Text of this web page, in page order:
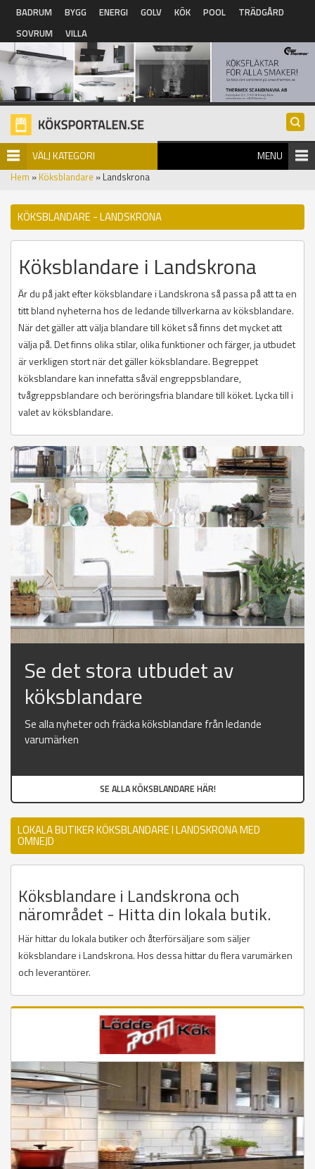
Hoppa till huvudinnehåll
BADRUM BYGG ENERGI GOLV KÖK POOL
TRÄDGÅRD
SOVRUM
VILLA
VÄLJ KATEGORI MENU
Hem » Köksblandare » Landskrona
KÖKSBLANDARE - LANDSKRONA
Köksblandare i Landskrona
Är du på jakt efter köksblandare i Landskrona så passa på att ta en
titt bland nyheterna hos de ledande tillverkarna av köksblandare.
När det gäller att välja blandare till köket så finns det mycket att
välja på. Det finns olika stilar, olika funktioner och färger, ja utbudet
är verkligen stort när det gäller köksblandare. Begreppet
köksblandare kan innefatta såväl engreppsblandare,
tvågreppsblandare och beröringsfria blandare till köket. Lycka till i
valet av köksblandare.
Se det stora utbudet av
köksblandare
Se alla nyheter och fräcka köksblandare från ledande
varumärken
SE ALLA KÖKSBLANDARE HÄR!
LOKALA BUTIKER KÖKSBLANDARE I LANDSKRONA MED
OMNEJD
Köksblandare i Landskrona och
närområdet - Hitta din lokala butik.
Här hittar du lokala butiker och återförsäljare som säljer
köksblandare i Landskrona. Hos dessa hittar du flera varumärken
och leverantörer.